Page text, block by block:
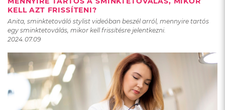
KELL AZT FRISSÍTENI?
Anita, sminktetováló stylist videóban beszél arról, mennyire tartós
egy sminktetoválás, mikor kell frissítésre jelentkezni.
2024.07.09